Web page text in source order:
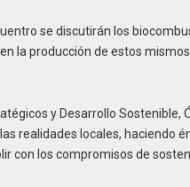
se discutirán los
la producción de estos
y Desarrollo Sostenible,
realidades locales, haciendo
con los compromisos de